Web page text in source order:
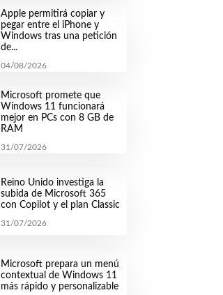
Apple permitirá copiar y
pegar entre el iPhone y
Windows tras una petición
de...
04/08/2026
Microsoft promete que
Windows 11 funcionará
mejor en PCs con 8 GB de
RAM
31/07/2026
Reino Unido investiga la
subida de Microsoft 365
con Copilot y el plan Classic
31/07/2026
Microsoft prepara un menú
contextual de Windows 11
más rápido y personalizable